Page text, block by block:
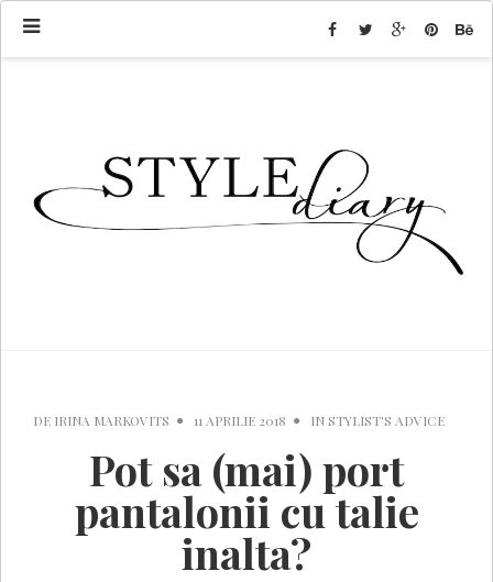
DE IRINA MARKOVITS 11 APRILIE 2018 IN STYLIST'S ADVICE
Pot sa (mai) port
pantalonii cu talie
inalta?